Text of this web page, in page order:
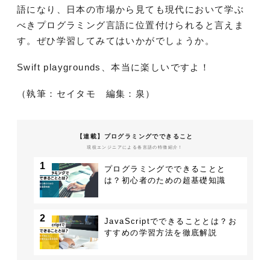
語になり、日本の市場から見ても現代において学ぶ
べきプログラミング言語に位置付けられると言えま
す。ぜひ学習してみてはいかがでしょうか。
Swift playgrounds、本当に楽しいですよ！
（執筆：セイタモ 編集：泉）
【連載】プログラミングでできること
現役エンジニアによる各言語の特徴紹介！
1
プログラミングでできることと
は？初心者のための超基礎知識
2
JavaScriptでできることとは？お
すすめの学習方法を徹底解説